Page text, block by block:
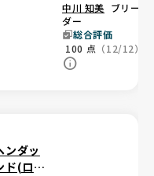
中川 知美 ブリー
ダー
総合評価
100 点 （12/12）
ンダッ
ド(ロン